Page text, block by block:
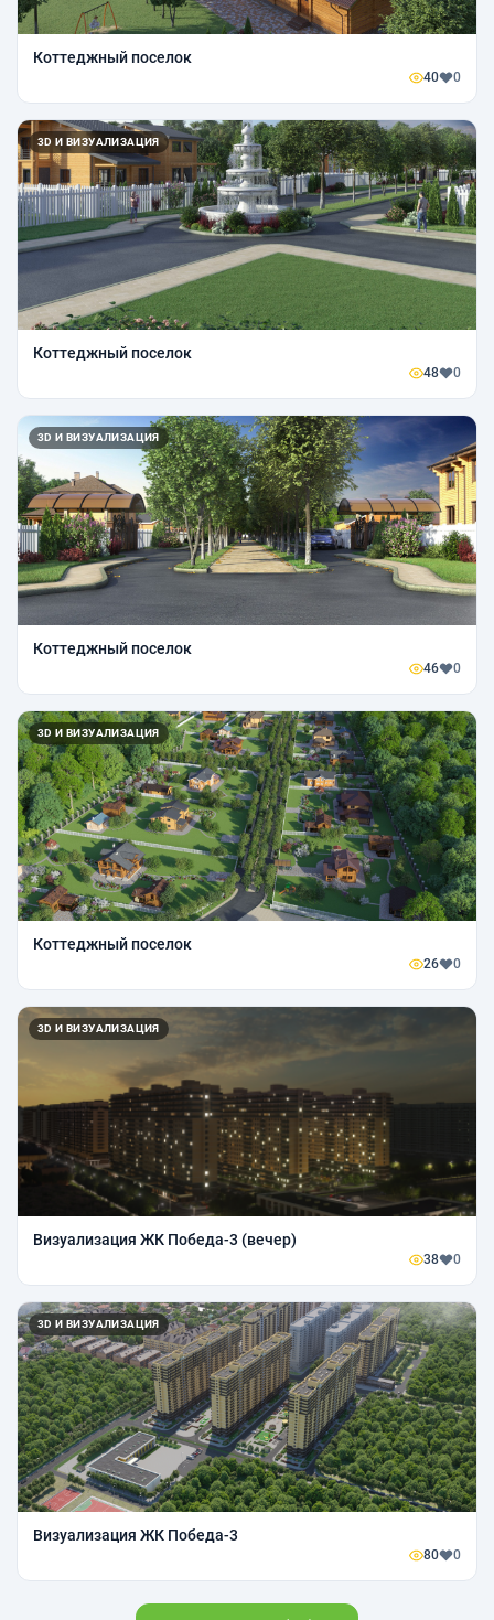
Коттеджный поселок
40 0
3D И ВИЗУАЛИЗАЦИЯ
Коттеджный поселок
48 0
3D И ВИЗУАЛИЗАЦИЯ
Коттеджный поселок
46 0
3D И ВИЗУАЛИЗАЦИЯ
Коттеджный поселок
26 0
3D И ВИЗУАЛИЗАЦИЯ
Визуализация ЖК Победа-3 (вечер)
38 0
3D И ВИЗУАЛИЗАЦИЯ
Визуализация ЖК Победа-3
80 0